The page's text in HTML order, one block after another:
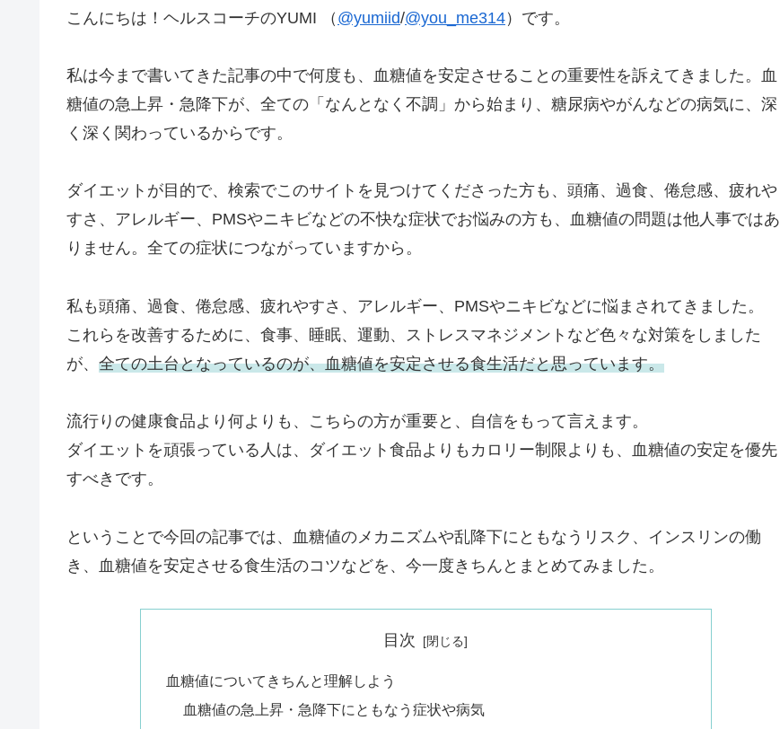
こんにちは！ヘルスコーチのYUMI （ @yumiid/@you_me314）です。
私は今まで書いてきた記事の中で何度も、血糖値を安定させることの重要性を訴えてきました。血
糖値の急上昇・急降下が、全ての「なんとなく不調」から始まり、糖尿病やがんなどの病気に、深
く深く関わっているからです。
ダイエットが目的で、検索でこのサイトを見つけてくださった方も、頭痛、過食、倦怠感、疲れや
すさ、アレルギー、PMSやニキビなどの不快な症状でお悩みの方も、血糖値の問題は他人事ではあ
りません。全ての症状につながっていますから。
私も頭痛、過食、倦怠感、疲れやすさ、アレルギー、PMSやニキビなどに悩まされてきました。
これらを改善するために、食事、睡眠、運動、ストレスマネジメントなど色々な対策をしました
が、 全ての土台となっているのが、血糖値を安定させる食生活だと思っています。
流行りの健康食品より何よりも、こちらの方が重要と、自信をもって言えます。
ダイエットを頑張っている人は、ダイエット食品よりもカロリー制限よりも、血糖値の安定を優先
すべきです。
ということで今回の記事では、血糖値のメカニズムや乱降下にともなうリスク、インスリンの働
き、血糖値を安定させる食生活のコツなどを、今一度きちんとまとめてみました。
目次
血糖値についてきちんと理解しよう
血糖値の急上昇・急降下にともなう症状や病気